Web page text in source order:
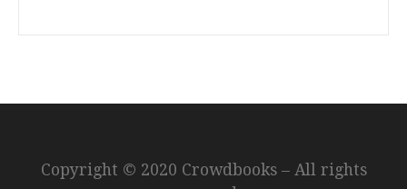
Copyright © 2020 Crowdbooks – All rights